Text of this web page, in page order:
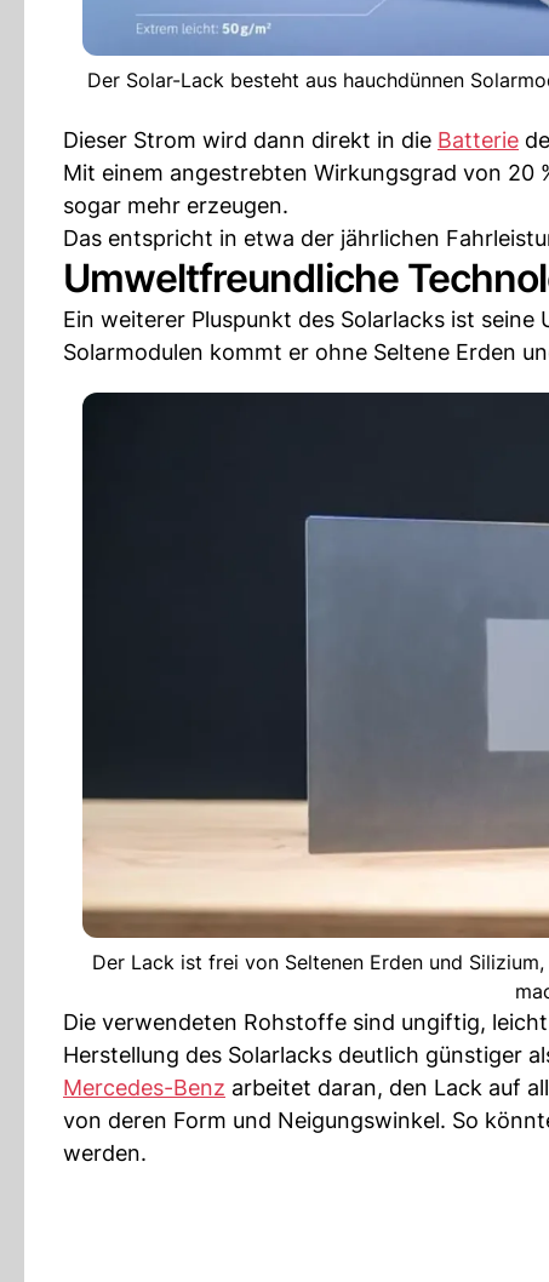
Der Solar-Lack besteht aus hauchdünnen
Dieser Strom wird dann direkt in die Batterie
Mit einem angestrebten Wirkungsgrad von
sogar mehr erzeugen.
Das entspricht in etwa der jährlichen
Umweltfreundliche
Ein weiterer Pluspunkt des Solarlacks ist
Solarmodulen kommt er ohne Seltene Erden
Der Lack ist frei von Seltenen Erden und
Die verwendeten Rohstoffe sind ungiftig,
Herstellung des Solarlacks deutlich günstiger
Mercedes-Benz arbeitet daran, den Lack auf
von deren Form und Neigungswinkel. So
werden.